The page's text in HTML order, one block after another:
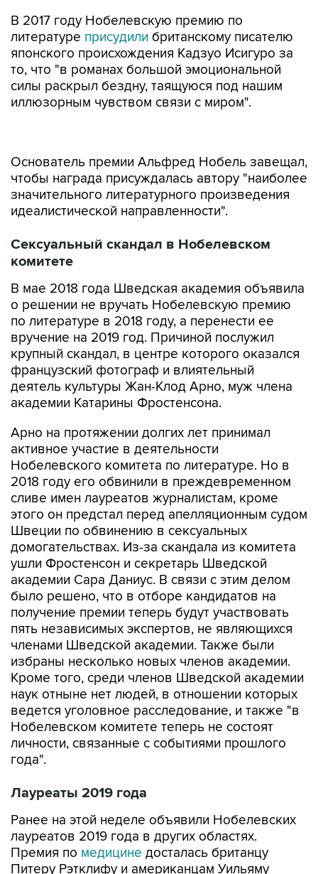
В 2017 году Нобелевскую премию по
литературе присудили британскому писателю
японского происхождения Кадзуо Исигуро за
то, что "в романах большой эмоциональной
силы раскрыл бездну, таящуюся под нашим
иллюзорным чувством связи с миром".
значительного литературного произведения
идеалистической направленности".
Сексуальный скандал в Нобелевском
В мае 2018 года Шведская академия объявила
по литературе в 2018 году, а перенести ее
вручение на 2019 год. Причиной послужил
крупный скандал, в центре которого оказался
французский фотограф и влиятельный
деятель культуры Жан-Клод Арно, муж члена
академии Катарины Фростенсона.
Арно на протяжении долгих лет принимал
Нобелевского комитета по литературе. Но в
2018 году его обвинили в преждевременном
сливе имен лауреатов журналистам, кроме
этого он предстал перед апелляционным судом
Швеции по обвинению в сексуальных
домогательствах. Из-за скандала из комитета
ушли Фростенсон и секретарь Шведской
академии Сара Даниус. В связи с этим делом
было решено, что в отборе кандидатов на
получение премии теперь будут участвовать
пять независимых экспертов, не являющихся
членами Шведской академии. Также были
избраны несколько новых членов академии.
Кроме того, среди членов Шведской академии
наук отныне нет людей, в отношении которых
ведется уголовное расследование, и также "в
Нобелевском комитете теперь не состоят
личности, связанные с событиями прошлого
года".
Лауреаты 2019 года
Ранее на этой неделе объявили Нобелевских
Премия помедицинедосталась британцу
Питеру Рэтклифу и американцам Уильяму
Келину-младшему и Греггу Семенце за